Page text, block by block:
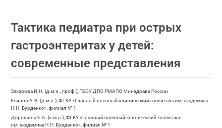
Тактика педиатра при острых
гастроэнтеритах у детей:
современные представления
Захарова И.Н. (д.м.н., проф.), ГБОУ ДПО РМАПО Минздрава России
Есипов А.В. (д.м.н.), ФГКУ «Главный военный клинический госпиталь им. академика
Н.Н. Бурденко», филиал № 1
Дорошина Е.А. (к.м.н.), ФГКУ «Главный военный клинический госпиталь
им. академика Н.Н. Бурденко», филиал № 1